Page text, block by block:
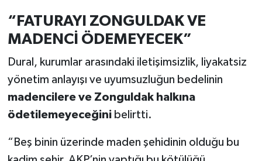
“FATURAYI ZONGULDAK VE
MADENCİ ÖDEMEYECEK”
Dural, kurumlar arasındaki iletişimsizlik, liyakatsiz
yönetim anlayışı ve uyumsuzluğun bedelinin
madencilere ve Zonguldak halkına
ödetilemeyeceğinibelirtti.
“Beş binin üzerinde maden şehidinin olduğu bu